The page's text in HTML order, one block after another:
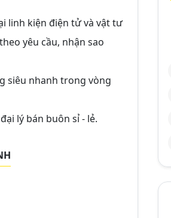
linh kiện điện tử và vật tư
yêu cầu, nhận sao
siêu nhanh trong vòng
lý bán buôn sỉ - lẻ.